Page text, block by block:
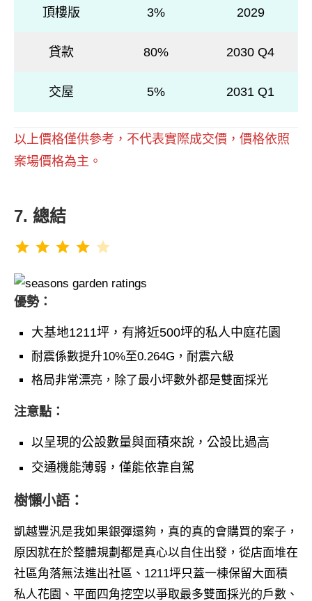
頂樓版 3% 2029
貸款 80% 2030 Q4
交屋 5% 2031 Q1
以上價格僅供參考，不代表實際成交價，價格依照
案場價格為主。
7. 總結
⭐⭐ ⭐⭐
優勢：
大基地1211坪，有將近500坪的私人中庭花園
耐震係數提升10%至0.264G，耐震六級
格局非常漂亮，除了最小坪數外都是雙面採光
注意點：
以呈現的公設數量與面積來說，公設比過高
交通機能薄弱，僅能依靠自駕
樹懶小語：
凱越豐汎是我如果銀彈還夠，真的真的會購買的案子，
原因就在於整體規劃都是真心以自住出發，從店面堆在
社區角落無法進出社區、1211坪只蓋一棟保留大面積
私人花園、平面四角挖空以爭取最多雙面採光的戶數、